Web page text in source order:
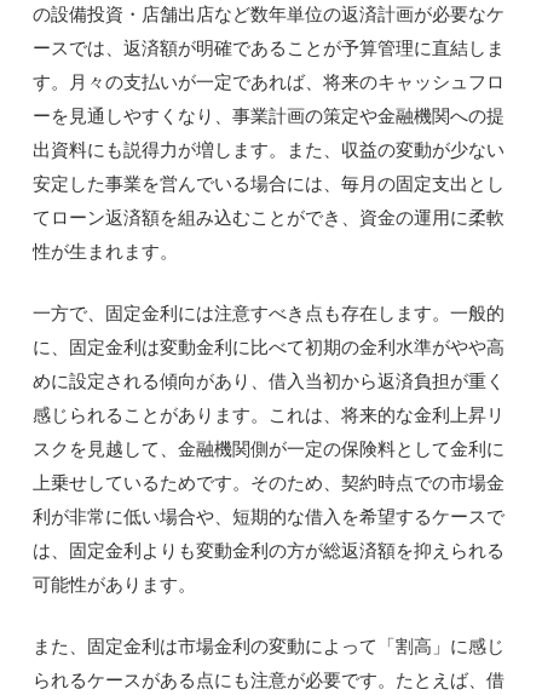
の設備投資・店舗出店など数年単位の返済計画が必要なケ
ースでは、返済額が明確であることが予算管理に直結しま
す。月々の支払いが一定であれば、将来のキャッシュフロ
ーを見通しやすくなり、事業計画の策定や金融機関への提
出資料にも説得力が増します。また、収益の変動が少ない
安定した事業を営んでいる場合には、毎月の固定支出とし
てローン返済額を組み込むことができ、資金の運用に柔軟
性が生まれます。
一方で、固定金利には注意すべき点も存在します。一般的
に、固定金利は変動金利に比べて初期の金利水準がやや高
めに設定される傾向があり、借入当初から返済負担が重く
感じられることがあります。これは、将来的な金利上昇リ
スクを見越して、金融機関側が一定の保険料として金利に
上乗せしているためです。そのため、契約時点での市場金
利が非常に低い場合や、短期的な借入を希望するケースで
は、固定金利よりも変動金利の方が総返済額を抑えられる
可能性があります。
また、固定金利は市場金利の変動によって「割高」に感じ
られるケースがある点にも注意が必要です。たとえば、借